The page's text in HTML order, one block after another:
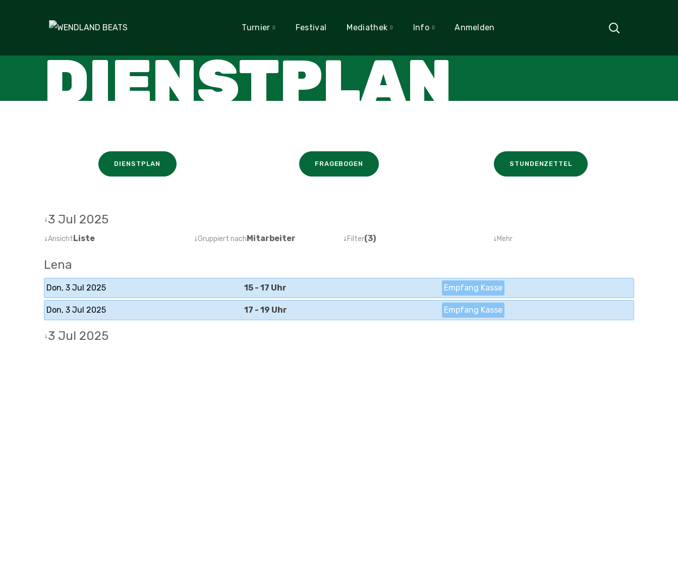
Turnier Festival Mediathek Info Anmelden
DIENSTPLAN
DIENSTPLAN FRAGEBOGEN STUNDENZETTEL
↓3 Jul 2025
↓AnsichtListe ↓Gruppiert nachMitarbeiter ↓ Filter(3) ↓ Mehr
Lena
Don, 3 Jul 2025 15 - 17 Uhr Empfang Kasse
Don, 3 Jul 2025 17 - 19 Uhr Empfang Kasse
↓3 Jul 2025